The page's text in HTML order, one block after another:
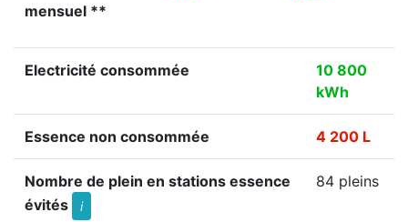
mensuel **
Electricité consommée
10 800
kWh
Essence non consommée 4 200 L
Nombre de plein en stations essence
évités
i
84 pleins